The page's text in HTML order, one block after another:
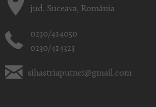
jud. Suceava, România
0230/414050
0230/414323
sihastriaputnei@gmail.com